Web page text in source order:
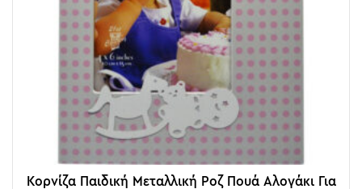
Κορνίζα Παιδική Μεταλλική Ροζ Πουά Αλογάκι Για